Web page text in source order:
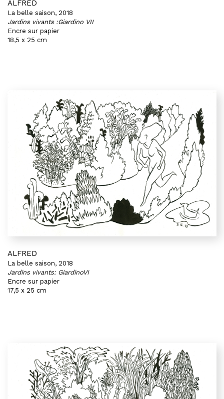
ALFRED
La belle saison, 2018
Jardins vivants :Giardino VII
Encre sur papier
18,5 x 25 cm
ALFRED
La belle saison, 2018
Jardins vivants: GiardinoVI
Encre sur papier
17,5 x 25 cm